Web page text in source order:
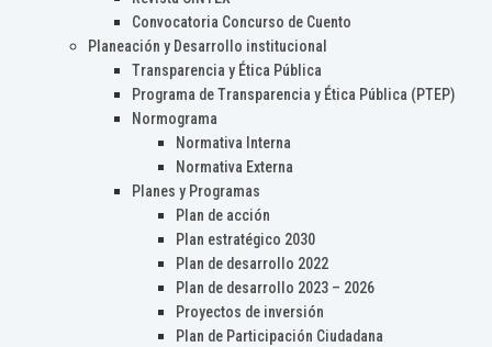
Convocatoria Concurso de Cuento
Planeación y Desarrollo institucional
Transparencia y Ética Pública
Programa de Transparencia y Ética Pública (PTEP)
Normograma
Normativa Interna
Normativa Externa
Planes y Programas
Plan de acción
Plan estratégico 2030
Plan de desarrollo 2022
Plan de desarrollo 2023 – 2026
Proyectos de inversión
Plan de Participación Ciudadana